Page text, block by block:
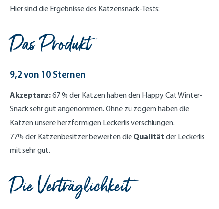
Hier sind die Ergebnisse des Katzensnack-Tests:
Das Produkt
9,2 von 10 Sternen
Akzeptanz:67 % der Katzen haben den Happy Cat Winter-
Snack sehr gut angenommen. Ohne zu zögern haben die
Katzen unsere herzförmigen Leckerlis verschlungen.
77% der Katzenbesitzer bewerten die Qualität der Leckerlis
mit sehr gut.
Die Verträglichkeit